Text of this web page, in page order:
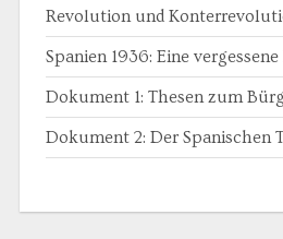
Revolution und
Spanien 1936: Eine
Dokument 1: Thesen zum
Dokument 2: Der Spanischen